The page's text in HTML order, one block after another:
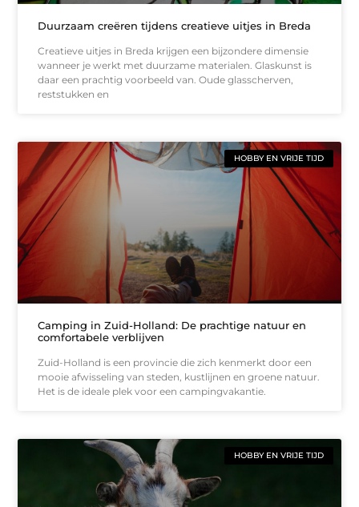
Duurzaam creëren tijdens creatieve uitjes in Breda
Creatieve uitjes in Breda krijgen een bijzondere dimensie
wanneer je werkt met duurzame materialen. Glaskunst is
daar een prachtig voorbeeld van. Oude glasscherven,
reststukken en
HOBBY EN VRIJE TIJD
Camping in Zuid-Holland: De prachtige natuur en
comfortabele verblijven
Zuid-Holland is een provincie die zich kenmerkt door een
mooie afwisseling van steden, kustlijnen en groene natuur.
Het is de ideale plek voor een campingvakantie.
HOBBY EN VRIJE TIJD